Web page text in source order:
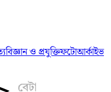
বিজ্ঞান ও প্রযুক্তিফটোআর্কাইভ